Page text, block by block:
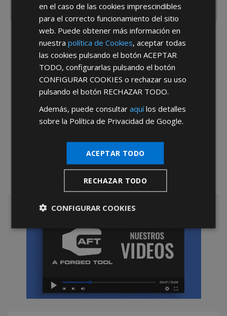
He leído y acepto laPolítica de Privacidad
*Abstenerse particulares, sólo venta a tiendas y empresas minoristas y
en el caso de las cookies imprescindibles
para el correcto funcionamiento del sitio
web. Puede obtener más información en
nuestrapolítica de Cookies, aceptar todas
las cookies pulsando el botónACEPTAR
TODO, configurarlas pulsando el botón
CONFIGURAR COOKIES o rechazar su uso
pulsando el botón RECHAZAR TODO.
Además, puede consultaraquílos detalles
sobre la Política de Privacidad de Google.
ACEPTAR TODO
RECHAZAR TODO
CONFIGURAR COOKIES